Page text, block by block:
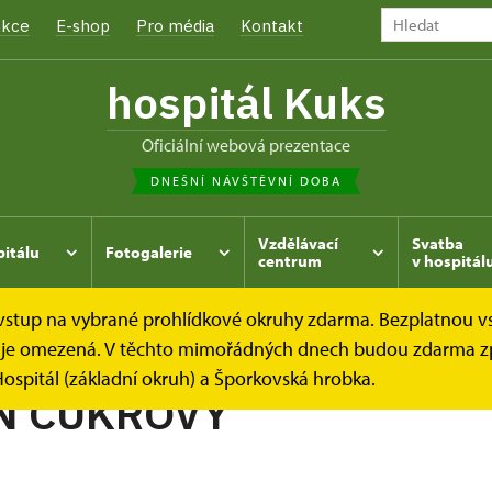
E-shop Pro média Kontakt
hospitál Kuks
oficiální webová prezentace
DNEŠNÍ NÁVŠTĚVNÍ DOBA
Fotogalerie
Vzdělávací
centrum
Svatba
v
na vybrané prohlídkové okruhy zdarma. Bezplatnou
omezená. V těchto mimořádných dnech budou zdarma
(základní okruh) a Šporkovská hrobka.
Kukský herbář - aneb co u nás roste... MELOUN
CUKROVÝ